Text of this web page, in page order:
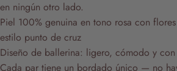
en ningún otro lado.
Piel 100% genuina en tono rosa con
estilo punto de cruz
Diseño de ballerina: ligero, cómodo y
Cada par tiene un bordado único — no